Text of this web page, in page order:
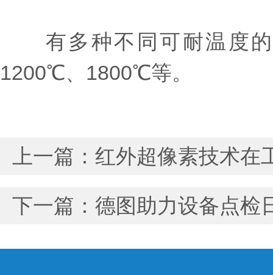
有多种不同可耐温度的
1200℃、1800℃等。
上一篇： 红外超像素技术在
下一篇： 德图助力设备点检